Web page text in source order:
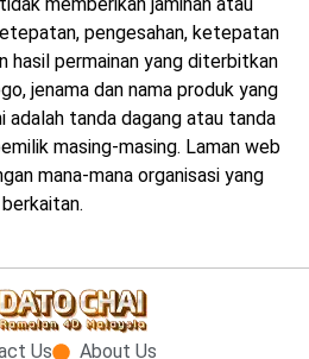
pengesahan, ketepatan
hasil permainan yang diterbitkan
jenama dan nama produk yang
adalah tanda dagang atau tanda
masing-masing. Laman web
mana-mana organisasi yang
berkaitan.
Us About Us